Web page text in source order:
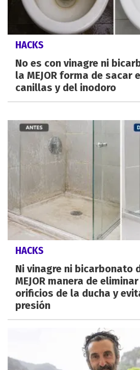
HACKS
No es con vinagre ni
la MEJOR forma de sacar
canillas y del inodoro
HACKS
Ni vinagre ni bicarbonato
MEJOR manera de
orificios de la ducha y
presión